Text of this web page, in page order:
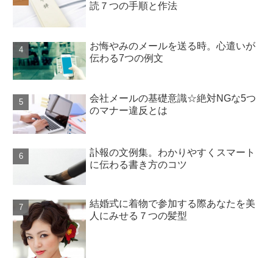
読７つの手順と作法
お悔やみのメールを送る時。心遣いが
伝わる7つの例文
会社メールの基礎意識☆絶対NGな5つ
のマナー違反とは
訃報の文例集。わかりやすくスマート
に伝わる書き方のコツ
結婚式に着物で参加する際あなたを美
人にみせる７つの髪型